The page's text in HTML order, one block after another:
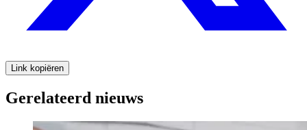
Link kopiëren
Gerelateerd nieuws